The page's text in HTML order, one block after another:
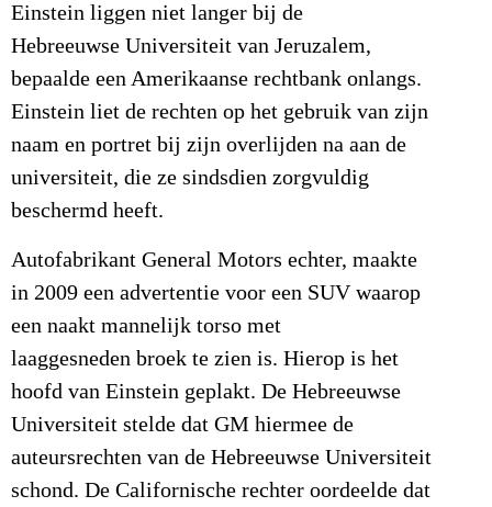
Einstein liggen niet langer bij de
Hebreeuwse Universiteit van Jeruzalem,
bepaalde een Amerikaanse rechtbank onlangs.
Einstein liet de rechten op het gebruik van zijn
naam en portret bij zijn overlijden na aan de
universiteit, die ze sindsdien zorgvuldig
beschermd heeft.
Autofabrikant General Motors echter, maakte
in 2009 een advertentie voor een SUV waarop
een naakt mannelijk torso met
laaggesneden broek te zien is. Hierop is het
hoofd van Einstein geplakt. De Hebreeuwse
Universiteit stelde dat GM hiermee de
auteursrechten van de Hebreeuwse Universiteit
schond. De Californische rechter oordeelde dat